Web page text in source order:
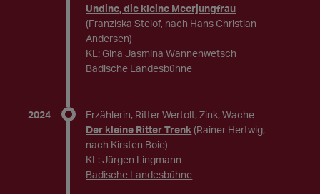
Undine, die kleine Meerjungfrau
(Franziska Steiof, nach Hans Christian
Andersen)
KL: Gina Jasmina Wannenwetsch
Badische Landesbühne
2024
Erzählerin, Ritter Wertolt, Zink, Wache
Der kleine Ritter Trenk (Rainer Hertwig,
nach Kirsten Boie)
KL: Jürgen Lingmann
Badische Landesbühne